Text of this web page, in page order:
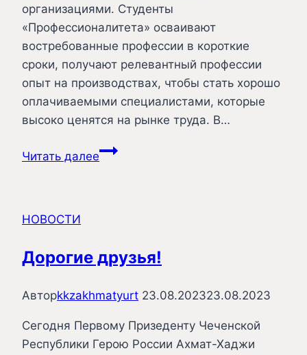
организациями. Студенты
«Профессионалитета» осваивают
востребованные профессии в короткие
сроки, получают релевантный профессии
опыт на производствах, чтобы стать хорошо
оплачиваемыми специалистами, которые
высоко ценятся на рынке труда. В…
Читать далееПрофессионалитет.
НОВОСТИ
Дорогие друзья!
Авторkkzakhmatyurt 23.08.202323.08.2023
Сегодня Первому Призеденту Чеченской
Республики Герою России Ахмат-Хаджи